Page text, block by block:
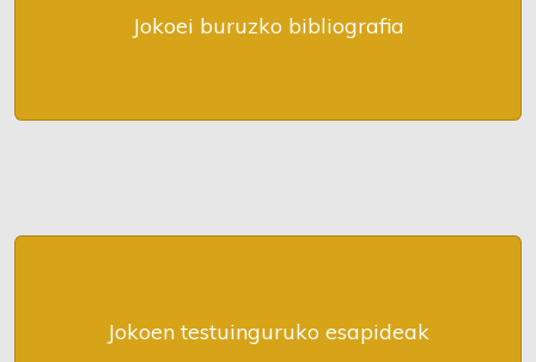
Jokoei buruzko bibliografia
Jokoen testuinguruko esapideak